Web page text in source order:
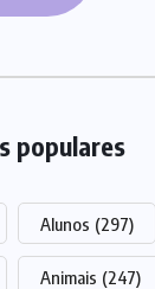
populares
Alunos (297)
Animais (247)